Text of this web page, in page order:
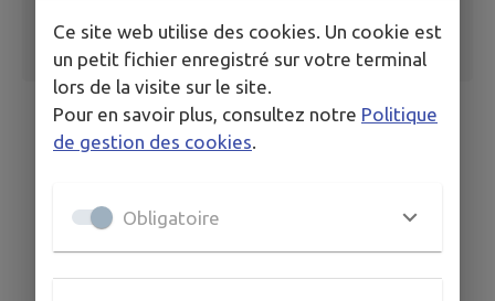
Ce site web utilise des cookies. Un cookie est
un petit fichier enregistré sur votre terminal
lors de la visite sur le site.
Pour en savoir plus, consultez notre Politique
de gestion des cookies.
Obligatoire